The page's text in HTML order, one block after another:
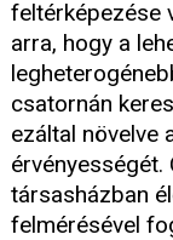
feltérképezése
arra, hogy a
csatornán
ezáltal növelve
érvényességét.
társasházban
felmérésével